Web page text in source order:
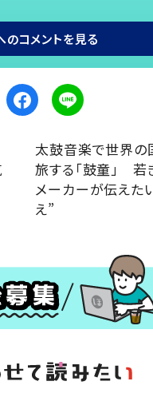
のコメントを見る
太鼓音楽で世界の
旅する「鼓童」 若
メーカーが伝えた
え”